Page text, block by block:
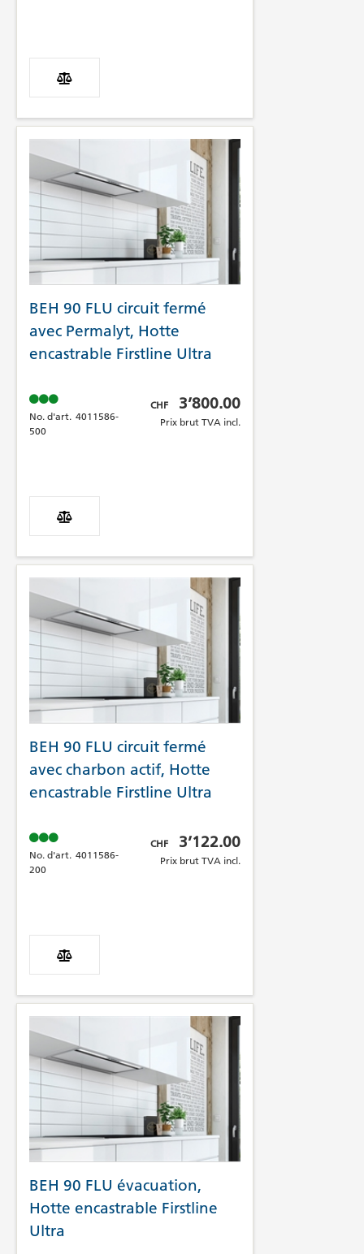
BEH 90 FLU circuit fermé
avec Permalyt, Hotte
encastrable Firstline Ultra
Prix brut TVA incl.
CHF 3’800.00
Prix brut TVA incl.
No. d'art. 4011586-
500
BEH 90 FLU circuit fermé
avec charbon actif, Hotte
encastrable Firstline Ultra
Prix brut TVA incl.
CHF 3’122.00
Prix brut TVA incl.
No. d'art. 4011586-
200
BEH 90 FLU évacuation,
Hotte encastrable Firstline
Ultra